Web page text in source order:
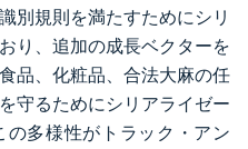
別規則を満たすためにシリ
り、追加の成長ベクターを
品、化粧品、合法大麻の任
守るためにシリアライゼー
の多様性がトラック・アン